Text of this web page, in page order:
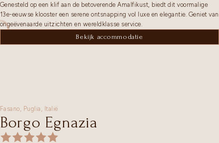
Genesteld op een klif aan de betoverende Amalfikust, biedt dit voormalige
13e-eeuwse klooster een serene ontsnapping vol luxe en elegantie. Geniet van
ongeëvenaarde uitzichten en wereldklasse service.
Bekijk accommodatie
Fasano, Puglia , Italië
Borgo Egnazia